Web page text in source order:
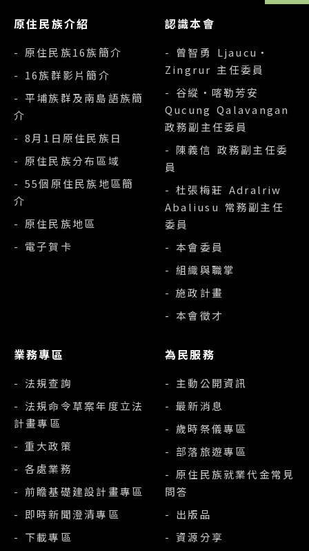
原住民族介紹
- 原住民族16族簡介
- 16族群影片簡介
- 平埔族群及南島語族簡
介
- 8月1日原住民族日
- 原住民族分布區域
- 55個原住民族地區簡
介
- 原住民族地區
- 電子賀卡
認識本會
- 曾智勇 Ljaucu‧
Zingrur 主任委員
- 谷縱‧喀勒芳安
Qucung Qalavangan
政務副主任委員
- 陳義信 政務副主任委
員
- 杜張梅莊 Adralriw
Abaliusu 常務副主任
委員
- 本會委員
- 組織與職掌
- 施政計畫
- 本會徵才
業務專區
- 法規查詢
- 法規命令草案年度立法
計畫專區
- 重大政策
- 各處業務
- 前瞻基礎建設計畫專區
- 即時新聞澄清專區
- 下載專區
為民服務
- 主動公開資訊
- 最新消息
- 歲時祭儀專區
- 部落旅遊專區
- 原住民族就業代金常見
問答
- 出版品
- 資源分享